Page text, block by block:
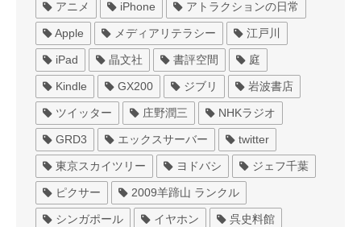
アニメ iPhone アトラクションの日常
Apple メディアリテラシー 江戸川
iPad 晶文社 書評空間 庭
Kindle GX200 ジブリ 岩波書店
ツイッター 庄野潤三 NHKラジオ
GRD3 エックスサーバー twitter
東京スカイツリー ヨドバシ ジェフ千葉
ピクサー 2009羊蹄山 ランクル
シンガポール イヤホン 呉史料館